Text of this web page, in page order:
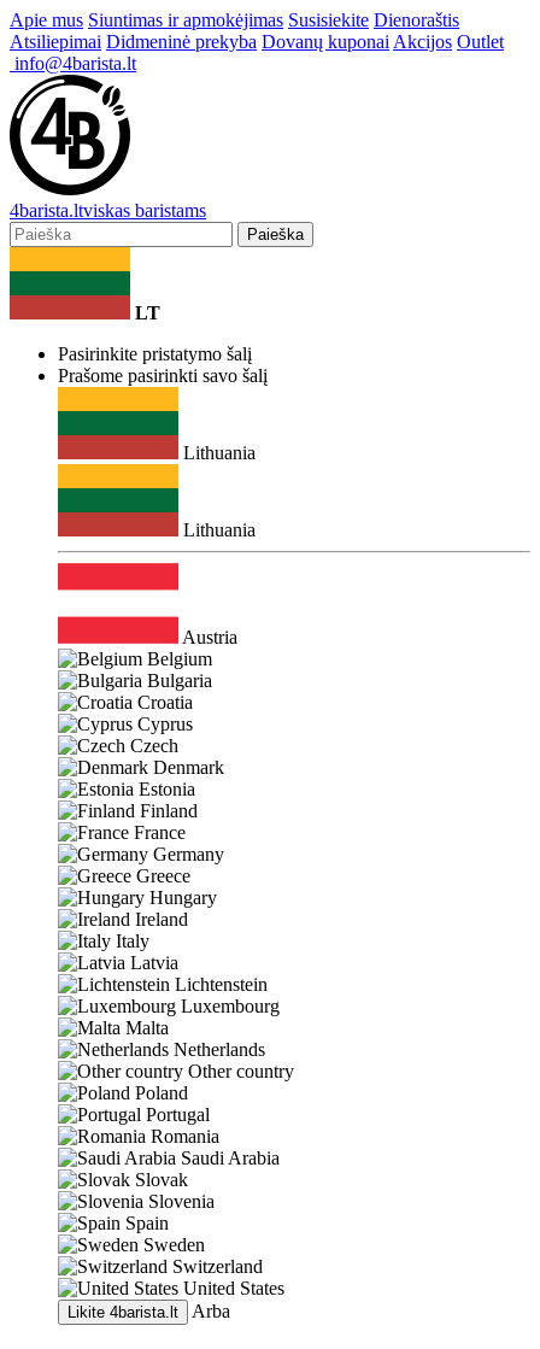
Apie mus Siuntimas ir apmokėjimas Susisiekite Dienoraštis
Atsiliepimai Didmeninė prekyba Dovanų kuponai Akcijos Outlet
info@4barista.lt
4barista.ltviskas baristams
Paieška
LT
Pasirinkite pristatymo šalį
Prašome pasirinkti savo šalį
Lithuania
Lithuania
Austria
Belgium
Bulgaria
Croatia
Cyprus
Czech
Denmark
Estonia
Finland
France
Germany
Greece
Hungary
Ireland
Italy
Latvia
Lichtenstein
Luxembourg
Malta
Netherlands
Other country
Poland
Portugal
Romania
Saudi Arabia
Slovak
Slovenia
Spain
Sweden
Switzerland
United States
Likite 4barista.lt Arba